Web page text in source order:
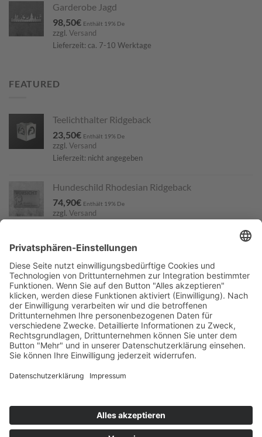
Garderobe Jagd
98,50€ Enthält 19% De
zzgl. Versand
Lieferzeit: ca. 7-10 Werktage
FEATURED
Teelichthalter Ridgeback
23,50€ Enthält 19% De
zzgl. Versand
Lieferzeit: nicht angegeben
Hundeschild Rhodesian Ridgeback
74,90€ Enthält 19% De
zzgl. Versand
Großer Anhänger Hirschkopf
36,50 € Enthält 19% De
zzgl.Versand
Lieferzeit: ca. 7-10 Werktage
Hundeschild Rhodesian Ridgebacks (2 Köpfe)
74,90€ Enthält 19% De
zzgl.Versand
Lieferzeit: nicht angegeben
IMPRESSUM DATENSCHUTZ KONTAKT AGB
RÜCKSENDUNG
VERSAND & LIEFERUNG
WIDERRUF
BARRIEREFREIHEITSERKLÄRUNG